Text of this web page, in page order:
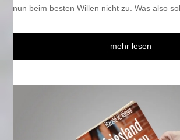
nun beim besten Willen nicht zu. Was also
mehr lesen